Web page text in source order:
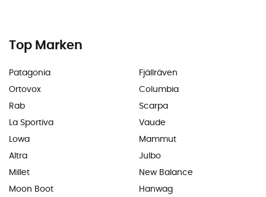
Top Marken
Patagonia
Ortovox
Rab
La Sportiva
Lowa
Altra
Millet
Moon Boot
Fjällräven
Columbia
Scarpa
Vaude
Mammut
Julbo
New Balance
Hanwag